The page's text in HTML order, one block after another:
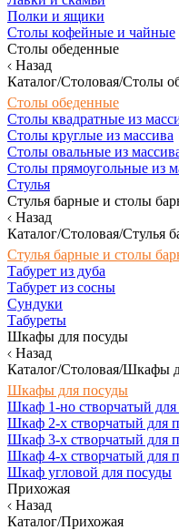
Полки и ящики
Столы кофейные и чайные
Столы обеденные
Назад
Каталог/Столовая/Столы
Столы обеденные
Столы квадратные из
Столы круглые из массива
Столы овальные из
Столы прямоугольные из
Стулья
Стулья барные и столы
Назад
Каталог/Столовая/Стулья
Стулья барные и столы
Табурет из дуба
Табурет из сосны
Сундуки
Табуреты
Шкафы для посуды
Назад
Каталог/Столовая/Шкафы
Шкафы для посуды
Шкаф 1-но створчатый
Шкаф 2-х створчатый для
Шкаф 3-х створчатый для
Шкаф 4-х створчатый для
Шкаф угловой для посуды
Прихожая
Назад
Каталог/Прихожая